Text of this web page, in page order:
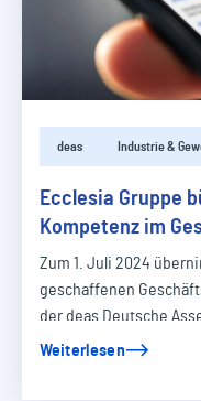
deas Industrie &
Ecclesia Gruppe
Kompetenz im
Zum 1. Juli 2024
geschaffenen
der deas Deutsche
Weiterlesen